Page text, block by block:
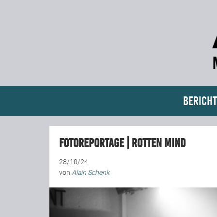
Fotoreportage | Rotten Mind
28/10/24
von Alain Schenk